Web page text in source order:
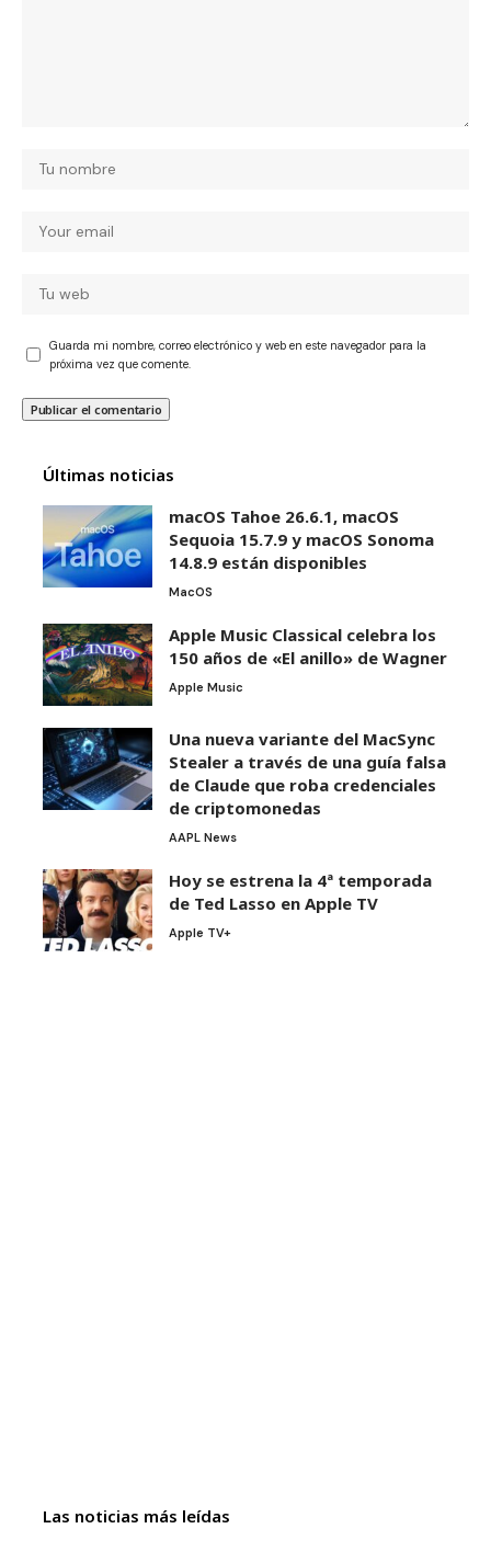
Guarda mi nombre, correo electrónico y web en este navegador para la
próxima vez que comente.
Últimas noticias
macOS Tahoe 26.6.1, macOS
Sequoia 15.7.9 y macOS Sonoma
14.8.9 están disponibles
MacOS
Apple Music Classical celebra los
150 años de «El anillo» de Wagner
Apple Music
Una nueva variante del MacSync
Stealer a través de una guía falsa
de Claude que roba credenciales
de criptomonedas
AAPL News
Hoy se estrena la 4ª temporada
de Ted Lasso en Apple TV
Apple TV+
Las noticias más leídas